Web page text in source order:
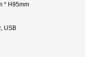
* H95mm
USB